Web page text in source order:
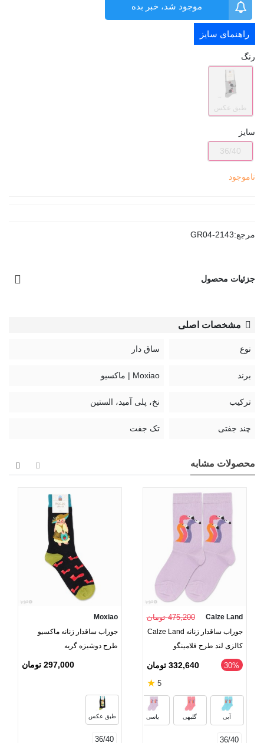
موجود شد، خبر بده
راهنمای سایز
رنگ
طبق عکس
سایز
36/40
ناموجود
مرجع:GR04-2143
جزئیات محصول
مشخصات اصلی
نوع ساق دار
برند Moxiao | ماکسیو
ترکیب نخ، پلی آمید، الستین
چند جفتی تک جفت
محصولات مشابه
Calze Land 475,200 تومان
جوراب ساقدار زنانه Calze Land
کالزی لند طرح فلامینگو
‎30% 332,640 تومان
5
★
آبی گلبهی یاسی
36/40
Moxiao
جوراب ساقدار زنانه ماکسیو
طرح دوشیزه گربه
297,000 تومان
طبق عکس
36/40